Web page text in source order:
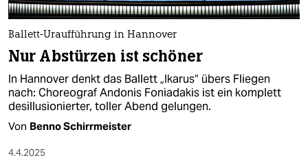
Ballett-Uraufführung in Hannover
Nur Abstürzen ist schöner
In Hannover denkt das Ballett „Ikarus“ übers Fliegen
nach: Choreograf Andonis Foniadakis ist ein komplett
desillusionierter, toller Abend gelungen.
Von Benno Schirrmeister
4.4.2025